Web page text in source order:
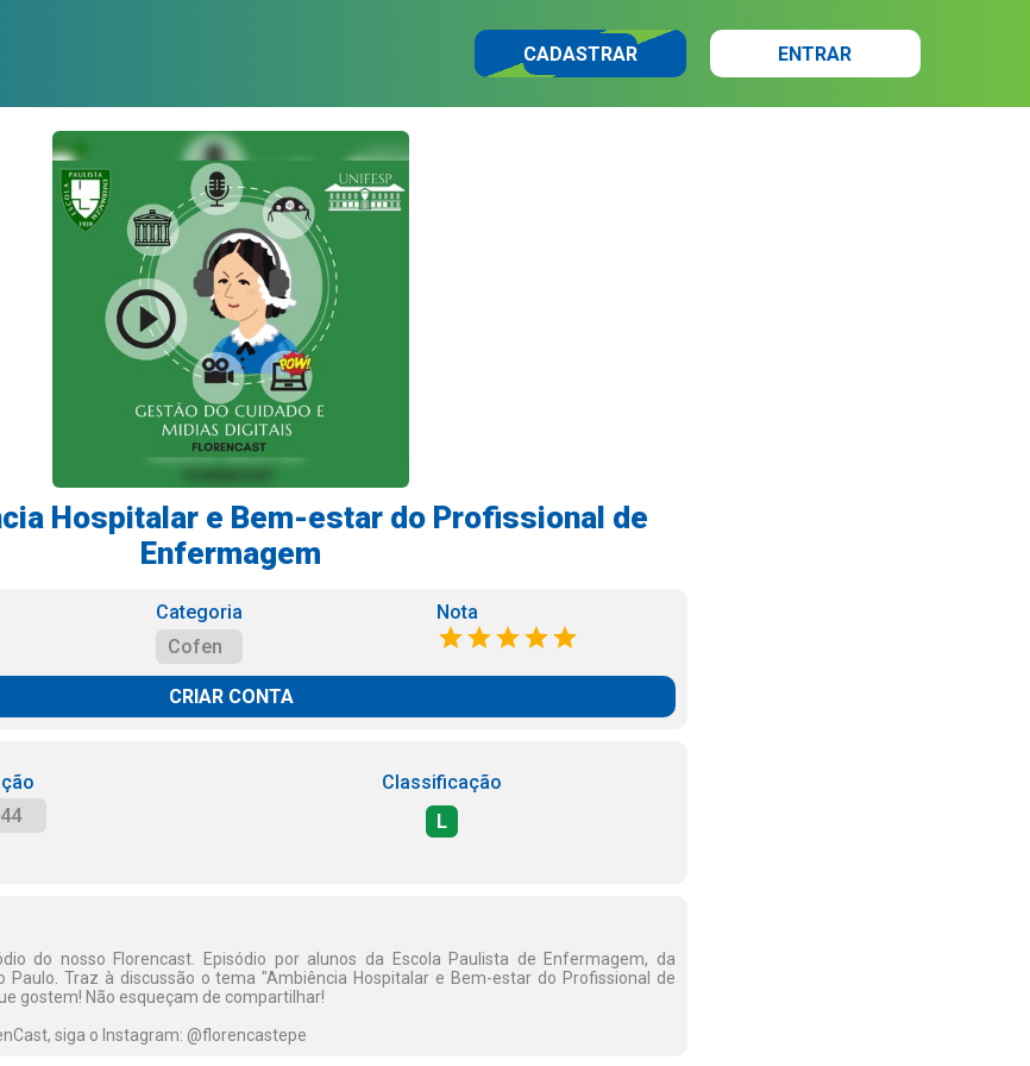
CADASTRAR ENTRAR
Hospitalar e Bem-estar do Profissional de
Enfermagem
Categoria
Cofen
Nota
CRIAR CONTA
Classificação
L
do nosso Florencast. Episódio por alunos da Escola Paulista de Enfermagem, da
Paulo. Traz à discussão o tema "Ambiência Hospitalar e Bem-estar do Profissional de
gostem! Não esqueçam de compartilhar!
siga o Instagram: @florencastepe